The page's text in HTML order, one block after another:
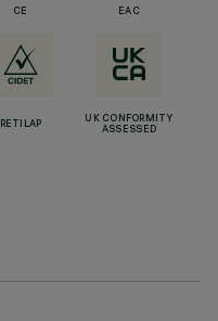
CE EAC
RETILAP
UK CONFORMITY
ASSESSED